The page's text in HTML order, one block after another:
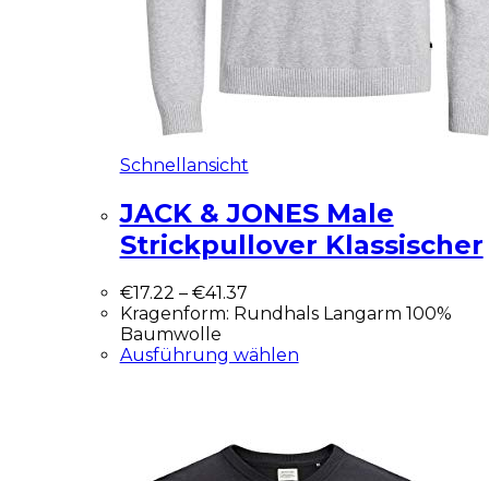
Schnellansicht
JACK & JONES Male
Strickpullover Klassischer
€17.22 – €41.37
Kragenform: Rundhals Langarm 100%
Baumwolle
Ausführung wählen